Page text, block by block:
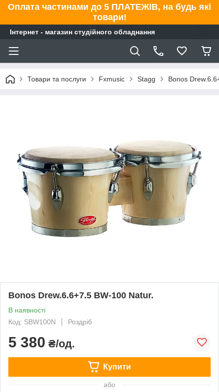
Оплата частинами до 5 ПЛАТЕЖІВ, на будь які
товари!
Інтернет - магазин студійного обладнання
Товари та послуги Fxmusic Stagg Bonos
Bonos Drew.6.6+7.5 BW-100 Natur.
В наявності
Код: SBW100N
Роздріб
5 380 ₴/од.
Купити
або